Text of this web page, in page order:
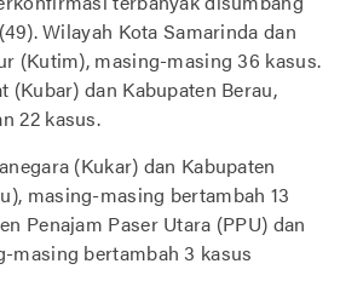
Wilayah Kota Samarinda dan
(Kutim), masing-masing 36 kasus.
(Kubar) dan Kabupaten Berau,
22 kasus.
(Kukar) dan Kabupaten
masing-masing bertambah 13
Penajam Paser Utara (PPU) dan
masing bertambah 3 kasus